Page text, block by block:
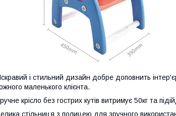
і стильний дизайн добре доповнить
маленького клієнта.
крісло без гострих кутів витримує 50кг та
стільниця з полицею для зручного